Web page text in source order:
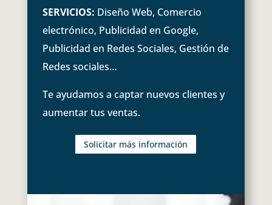
SERVICIOS: Diseño Web, Comercio
electrónico, Publicidad en Google,
Publicidad en Redes Sociales, Gestión de
Redes sociales…
Te ayudamos a captar nuevos clientes y
aumentar tus ventas.
Solicitar más información